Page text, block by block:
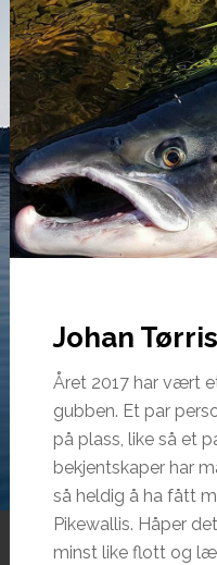
Johan
Året 2017 har vært
gubben. Et par
på plass, like så et
bekjentskaper har
så heldig å ha fått
Pikewallis. Håper
minst like flott og